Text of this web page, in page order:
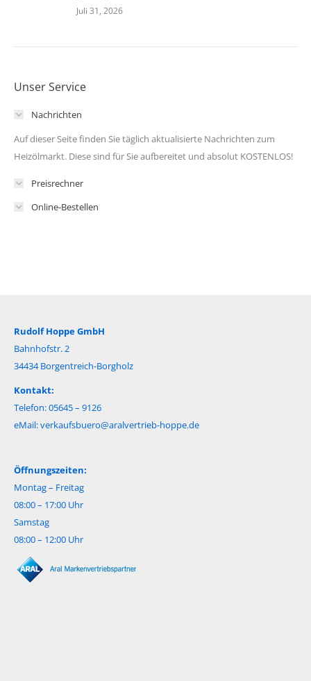
Juli 31, 2026
Unser Service
Nachrichten
Auf dieser Seite finden Sie täglich aktualisierte Nachrichten zum
Heizölmarkt. Diese sind für Sie aufbereitet und absolut KOSTENLOS!
Preisrechner
Online-Bestellen
Rudolf Hoppe GmbH
Bahnhofstr. 2
34434 Borgentreich-Borgholz
Kontakt:
Telefon: 05645 – 9126
eMail:verkaufsbuero@aralvertrieb-hoppe.de
Öffnungszeiten:
Montag – Freitag
08:00 – 17:00 Uhr
Samstag
08:00 – 12:00 Uhr